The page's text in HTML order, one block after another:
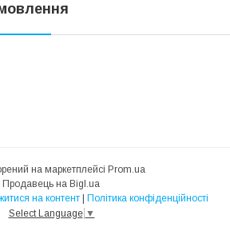
на маркетплейсі Prom.ua
Продавець на Bigl.ua
на контент
Політика конфіденційності
Select Language ▼